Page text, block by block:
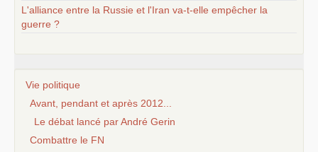
L'alliance entre la Russie et l'Iran va-t-elle empêcher la
guerre ?
Vie politique
Avant, pendant et après 2012...
Le débat lancé par André Gerin
Combattre le FN